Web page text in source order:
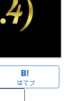
はてブ